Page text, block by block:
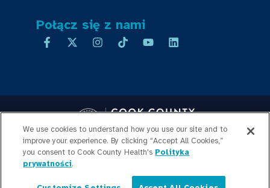
Połącz się z nami
Copyright © 2026 Cook County Health. All Rights Reserved.
LOGOWANIE PRACOWNIKA
PRZEJRZYSTOŚĆ
We use cookies to understand how you use our site and to
improve your experience. By clicking “Accept All Cookies,”
you consent to Cook County Health's Polityka
prywatności.